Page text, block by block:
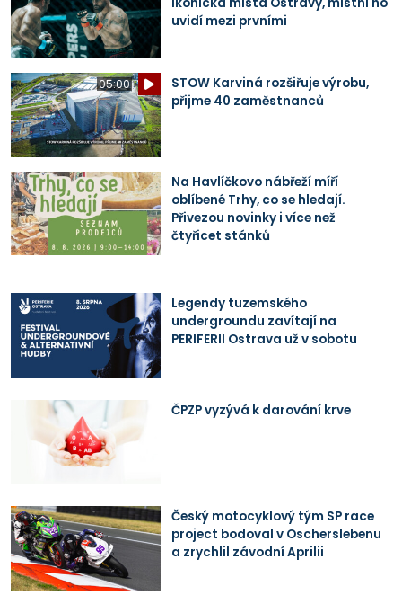
uvidí mezi prvními
05:00
STOW Karviná rozšiřuje výrobu,
přijme 40 zaměstnanců
Na Havlíčkovo nábřeží míří
oblíbené Trhy, co se hledají.
Přivezou novinky i více než
čtyřicet stánků
Legendy tuzemského
undergroundu zavítají na
PERIFERII Ostrava už v sobotu
ČPZP vyzývá k darování krve
Český motocyklový tým SP race
project bodoval v Oscherslebenu
a zrychlil závodní Aprilii